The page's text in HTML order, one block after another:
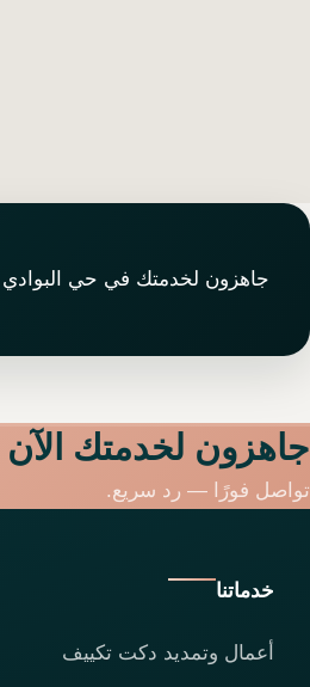
جاهزون لخدمتك في حي
جاهزون لخدمتك الآن
تواصل فورًا — رد سريع.
خدماتنا
أعمال وتمديد دكت تكييف